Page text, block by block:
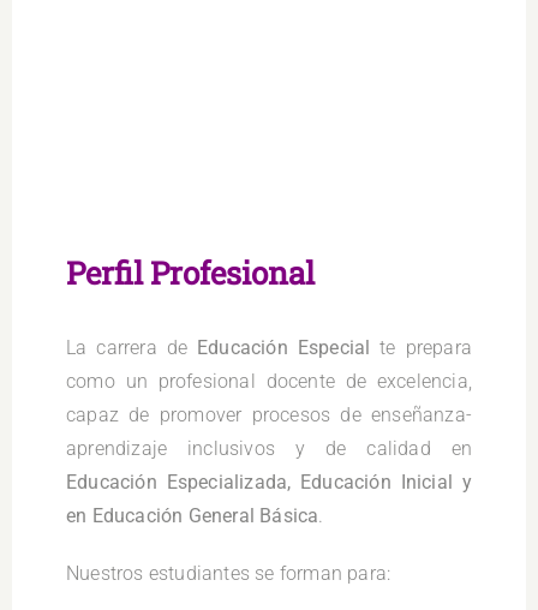
Perfil Profesional
La carrera de Educación Especial te prepara
como un profesional docente de excelencia,
capaz de promover procesos de enseñanza-
aprendizaje inclusivos y de calidad en
Educación Especializada, Educación Inicial y
en Educación General Básica.
Nuestros estudiantes se forman para: